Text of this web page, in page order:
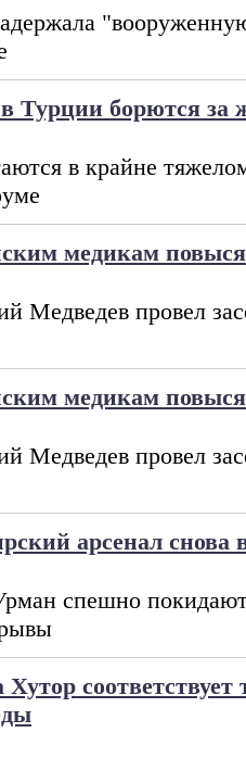
Турции борются за
в крайне
медикам
Медведев провел
медикам
Медведев провел
арсенал снова
спешно
Хутор